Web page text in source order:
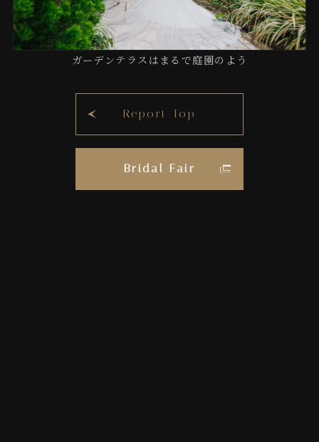
ガーデンテラスはまるで庭園のよう
Report Top
Bridal Fair